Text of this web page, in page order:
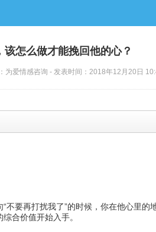
怎么做才能挽回他的心？
为爱情感咨询 - 发表时间：2018年12月20日
要再打扰我了”的时候，你在他心里的
合价值开始入手。